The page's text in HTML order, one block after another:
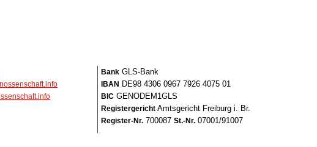
BankGLS-Bank
IBAN DE98 4306 0967 7926 4075 01
BICGENODEM1GLS
RegistergerichtAmtsgericht Freiburg i. Br.
Register-Nr.700087 St.-Nr.07001/91007